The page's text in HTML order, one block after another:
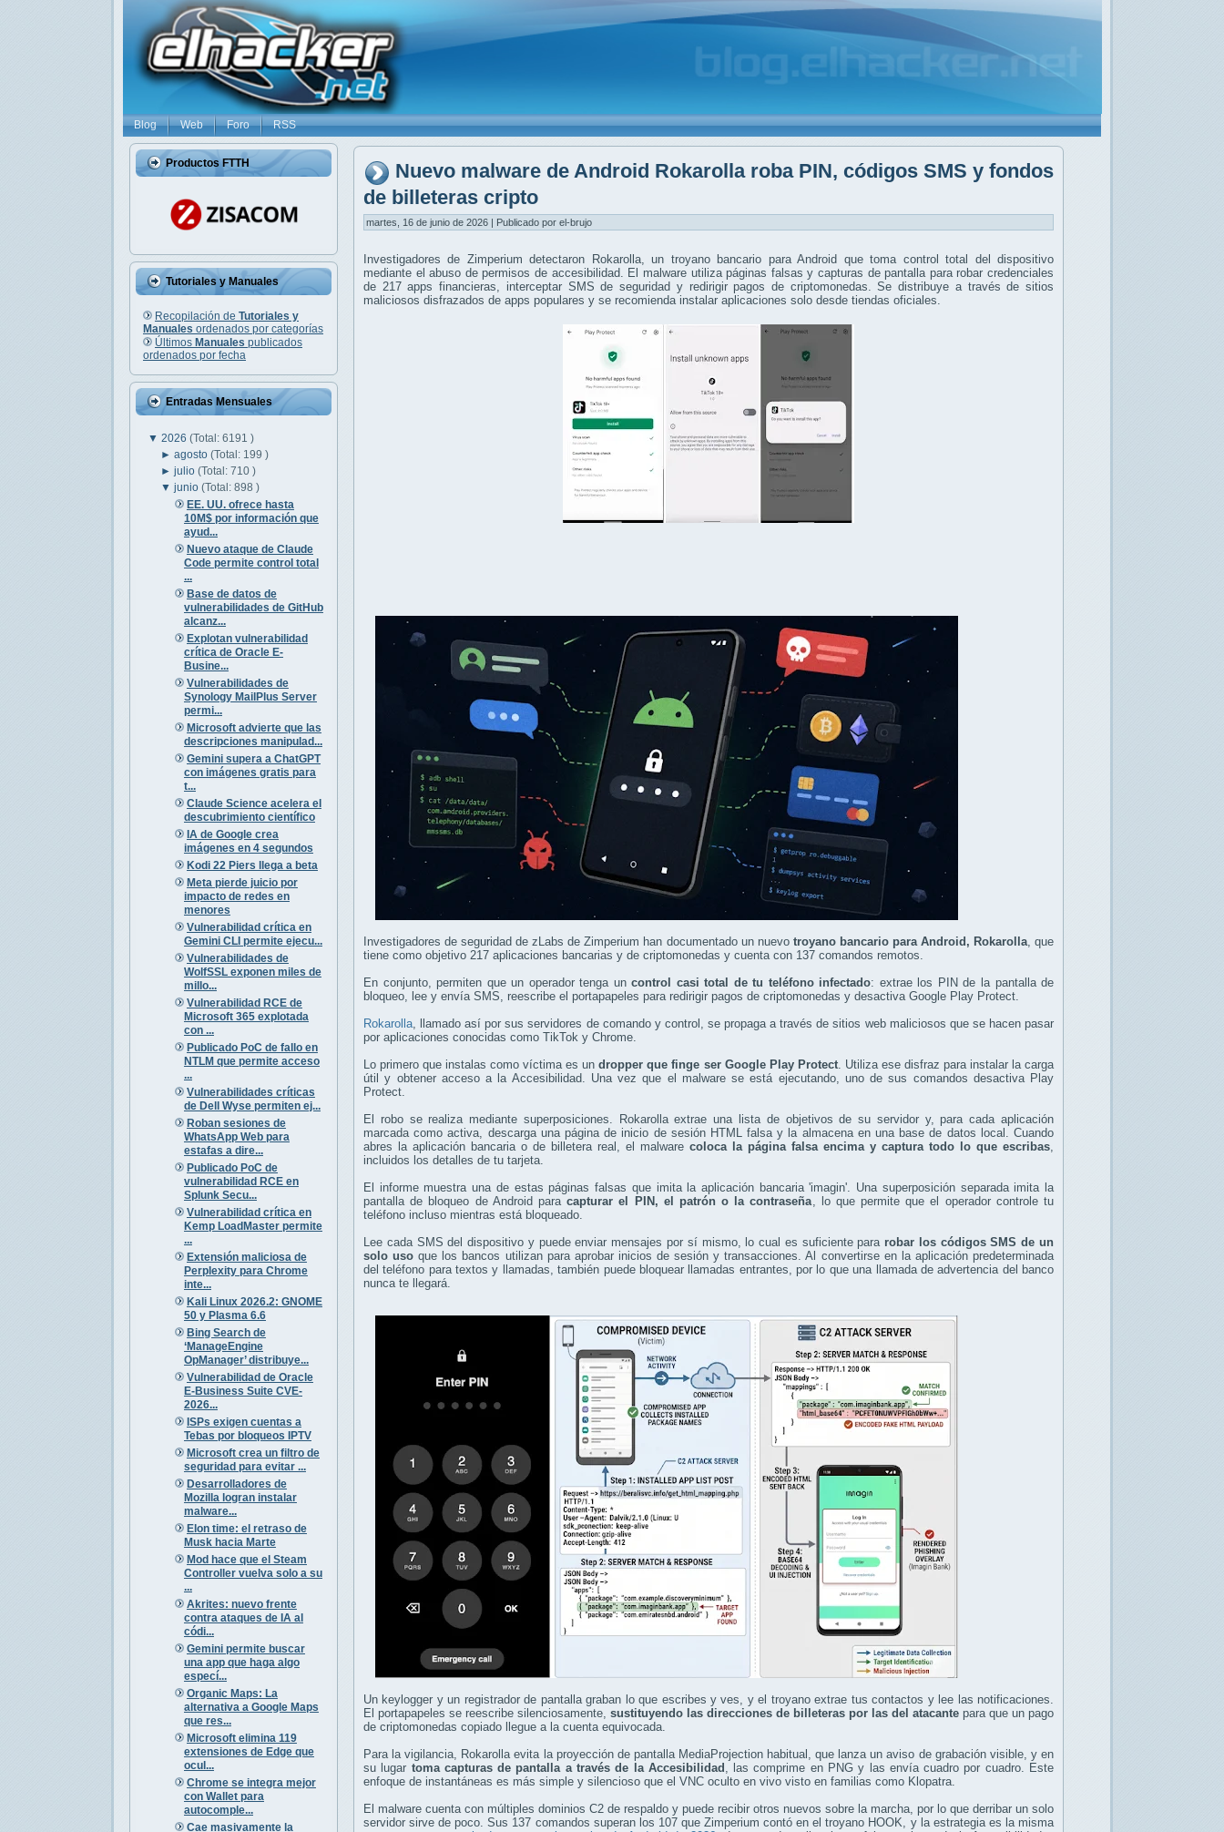
Blog Web Foro RSS
Productos FTTH
Tutoriales y Manuales
Recopilación de Tutoriales y
Manuales ordenados por categorías
Últimos Manuales publicados
ordenados por fecha
Entradas Mensuales
▼ 2026 (Total: 6191 )
►agosto(Total: 199 )
►julio(Total: 710 )
▼junio(Total: 898 )
EE. UU. ofrece hasta
10M$ por información que
ayud...
Nuevo ataque de Claude
Code permite control total
...
Base de datos de
vulnerabilidades de GitHub
alcanz...
Explotan vulnerabilidad
crítica de Oracle E-
Busine...
Vulnerabilidades de
Synology MailPlus Server
permi...
Microsoft advierte que las
descripciones manipulad...
Gemini supera a ChatGPT
con imágenes gratis para
t...
Claude Science acelera el
descubrimiento científico
IA de Google crea
imágenes en 4 segundos
Kodi 22 Piers llega a beta
Meta pierde juicio por
impacto de redes en
menores
Vulnerabilidad crítica en
Gemini CLI permite ejecu...
Vulnerabilidades de
WolfSSL exponen miles de
millo...
Vulnerabilidad RCE de
Microsoft 365 explotada
con ...
Publicado PoC de fallo en
NTLM que permite acceso
...
Vulnerabilidades críticas
de Dell Wyse permiten ej...
Roban sesiones de
WhatsApp Web para
estafas a dire...
Publicado PoC de
vulnerabilidad RCE en
Splunk Secu...
Vulnerabilidad crítica en
Kemp LoadMaster permite
...
Extensión maliciosa de
Perplexity para Chrome
inte...
Kali Linux 2026.2: GNOME
50 y Plasma 6.6
Bing Search de
‘ManageEngine
OpManager’ distribuye...
Vulnerabilidad de Oracle
E-Business Suite CVE-
2026...
ISPs exigen cuentas a
Tebas por bloqueos IPTV
Microsoft crea un filtro de
seguridad para evitar ...
Desarrolladores de
Mozilla logran instalar
malware...
Elon time: el retraso de
Musk hacia Marte
Mod hace que el Steam
Controller vuelva solo a su
...
Akrites: nuevo frente
contra ataques de IA al
códi...
Gemini permite buscar
una app que haga algo
especí...
Organic Maps: La
alternativa a Google Maps
que res...
Microsoft elimina 119
extensiones de Edge que
ocul...
Chrome se integra mejor
con Wallet para
autocomple...
Cae masivamente la
Nuevo malware de Android Rokarolla roba PIN, códigos SMS y fondos
de billeteras cripto
martes, 16 de junio de 2026 | Publicado por el-brujo
Investigadores de Zimperium detectaron Rokarolla, un troyano bancario para Android que toma control total del dispositivo
mediante el abuso de permisos de accesibilidad. El malware utiliza páginas falsas y capturas de pantalla para robar credenciales
de 217 apps financieras, interceptar SMS de seguridad y redirigir pagos de criptomonedas. Se distribuye a través de sitios
maliciosos disfrazados de apps populares y se recomienda instalar aplicaciones solo desde tiendas oficiales.
Investigadores de seguridad de zLabs de Zimperium han documentado un nuevo troyano bancario para Android, Rokarolla, que
tiene como objetivo 217 aplicaciones bancarias y de criptomonedas y cuenta con 137 comandos remotos.
En conjunto, permiten que un operador tenga uncontrol casi total de tu teléfono infectado: extrae los PIN de la pantalla de
bloqueo, lee y envía SMS, reescribe el portapapeles para redirigir pagos de criptomonedas y desactiva Google Play Protect.
Rokarolla, llamado así por sus servidores de comando y control, se propaga a través de sitios web maliciosos que se hacen pasar
por aplicaciones conocidas como TikTok y Chrome.
Lo primero que instalas como víctima es undropper que finge ser Google Play Protect. Utiliza ese disfraz para instalar la carga
útil y obtener acceso a la Accesibilidad. Una vez que el malware se está ejecutando, uno de sus comandos desactiva Play
Protect.
El robo se realiza mediante superposiciones. Rokarolla extrae una lista de objetivos de su servidor y, para cada aplicación
marcada como activa, descarga una página de inicio de sesión HTML falsa y la almacena en una base de datos local. Cuando
abres la aplicación bancaria o de billetera real, el malware coloca la página falsa encima y captura todo lo que escribas,
incluidos los detalles de tu tarjeta.
El informe muestra una de estas páginas falsas que imita la aplicación bancaria 'imagin'. Una superposición separada imita la
pantalla de bloqueo de Android paracapturar el PIN, el patrón o la contraseña, lo que permite que el operador controle tu
teléfono incluso mientras está bloqueado.
Lee cada SMS del dispositivo y puede enviar mensajes por sí mismo, lo cual es suficiente para robar los códigos SMS de un
solo uso que los bancos utilizan para aprobar inicios de sesión y transacciones. Al convertirse en la aplicación predeterminada
del teléfono para textos y llamadas, también puede bloquear llamadas entrantes, por lo que una llamada de advertencia del banco
nunca te llegará.
Un keylogger y un registrador de pantalla graban lo que escribes y ves, y el troyano extrae tus contactos y lee las notificaciones.
El portapapeles se reescribe silenciosamente, sustituyendo las direcciones de billeteras por las del atacante para que un pago
de criptomonedas copiado llegue a la cuenta equivocada.
Para la vigilancia, Rokarolla evita la proyección de pantalla MediaProjection habitual, que lanza un aviso de grabación visible, y en
su lugar toma capturas de pantalla a través de la Accesibilidad , las comprime en PNG y las envía cuadro por cuadro. Este
enfoque de instantáneas es más simple y silencioso que el VNC oculto en vivo visto en familias como Klopatra.
El malware cuenta con múltiples dominios C2 de respaldo y puede recibir otros nuevos sobre la marcha, por lo que derribar un solo
servidor sirve de poco. Sus 137 comandos superan los 107 que Zimperium contó en el troyano HOOK, y la estrategia es la misma